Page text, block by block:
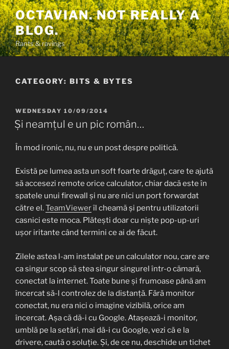
Skip
to
content
OCTAVIAN. NOT REALLY A
BLOG.
Rants & ravings
CATEGORY: BITS & BYTES
POSTED
ON
WEDNESDAY 10/09/2014
Și neamțul e un pic român…
În mod ironic, nu, nu e un post despre politică.
Există pe lumea asta un soft foarte drăguț, care te ajută
să accesezi remote orice calculator, chiar dacă este în
spatele unui firewall și nu are nici un port forwardat
către el.TeamViewerîl cheamă și pentru utilizatorii
casnici este moca. Plătești doar cu niște pop-up-uri
ușor iritante când termini ce ai de făcut.
Zilele astea l-am instalat pe un calculator nou, care are
ca singur scop să stea singur singurel într-o cămară,
conectat la internet. Toate bune și frumoase până am
încercat să-l controlez de la distanță. Fără monitor
conectat, nu era nici o imagine vizibilă, orice am
încercat. Așa că dă-i cu Google. Atașează-i monitor,
umblă pe la setări, mai dă-i cu Google, vezi că e la
drivere, caută o soluție. Și, de ce nu, deschide un tichet